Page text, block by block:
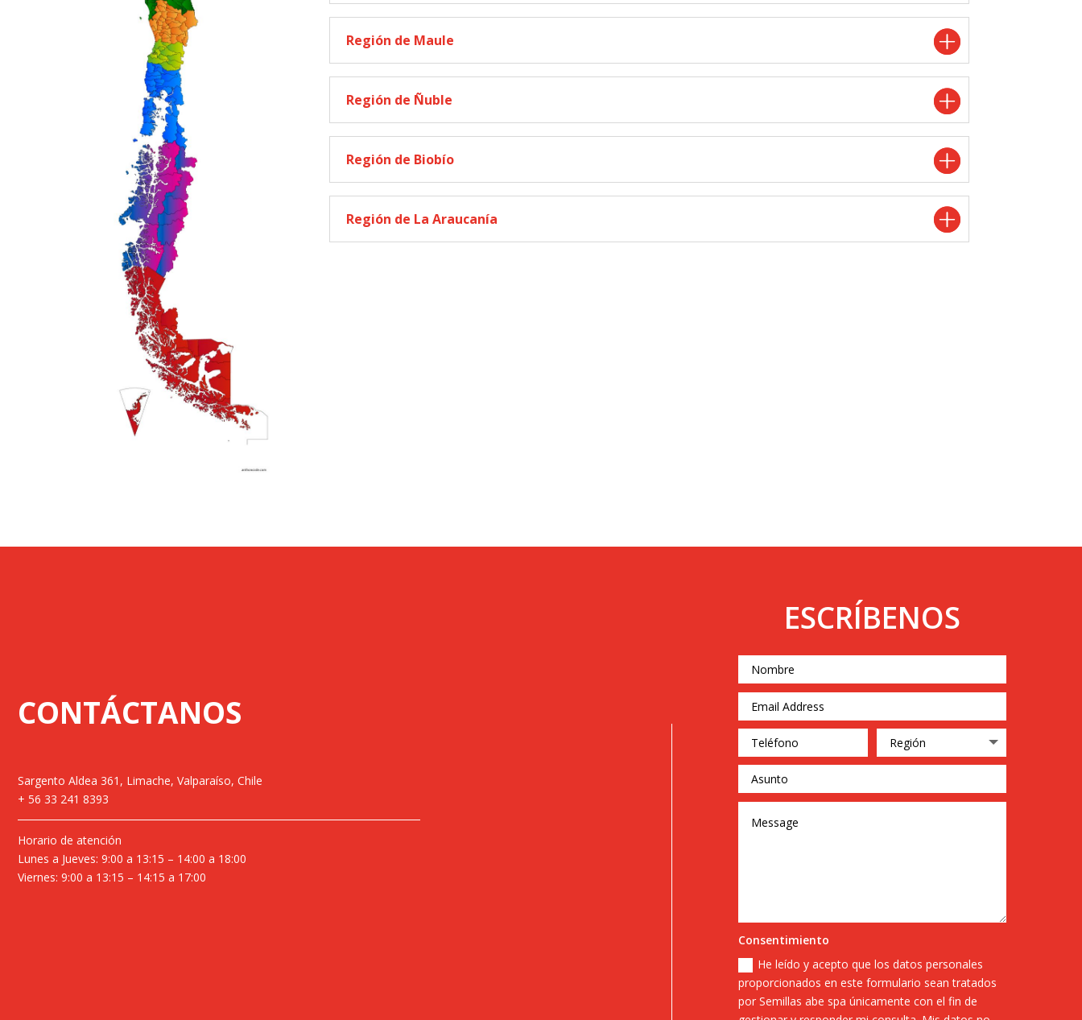
Región de Maule
Región de Ñuble
Región de Biobío
Región de La Araucanía
CONTÁCTANOS
Sargento Aldea 361, Limache, Valparaíso, Chile
+ 56 33 241 8393
Horario de atención
Lunes a Jueves: 9:00 a 13:15 – 14:00 a 18:00
Viernes: 9:00 a 13:15 – 14:15 a 17:00
ESCRÍBENOS
Consentimiento
He leído y acepto que los datos personales
proporcionados en este formulario sean tratados
por Semillas abe spa únicamente con el fin de